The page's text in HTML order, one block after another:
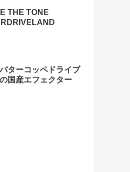
THE TONE
ターコッペドライブ
国産エフェクター